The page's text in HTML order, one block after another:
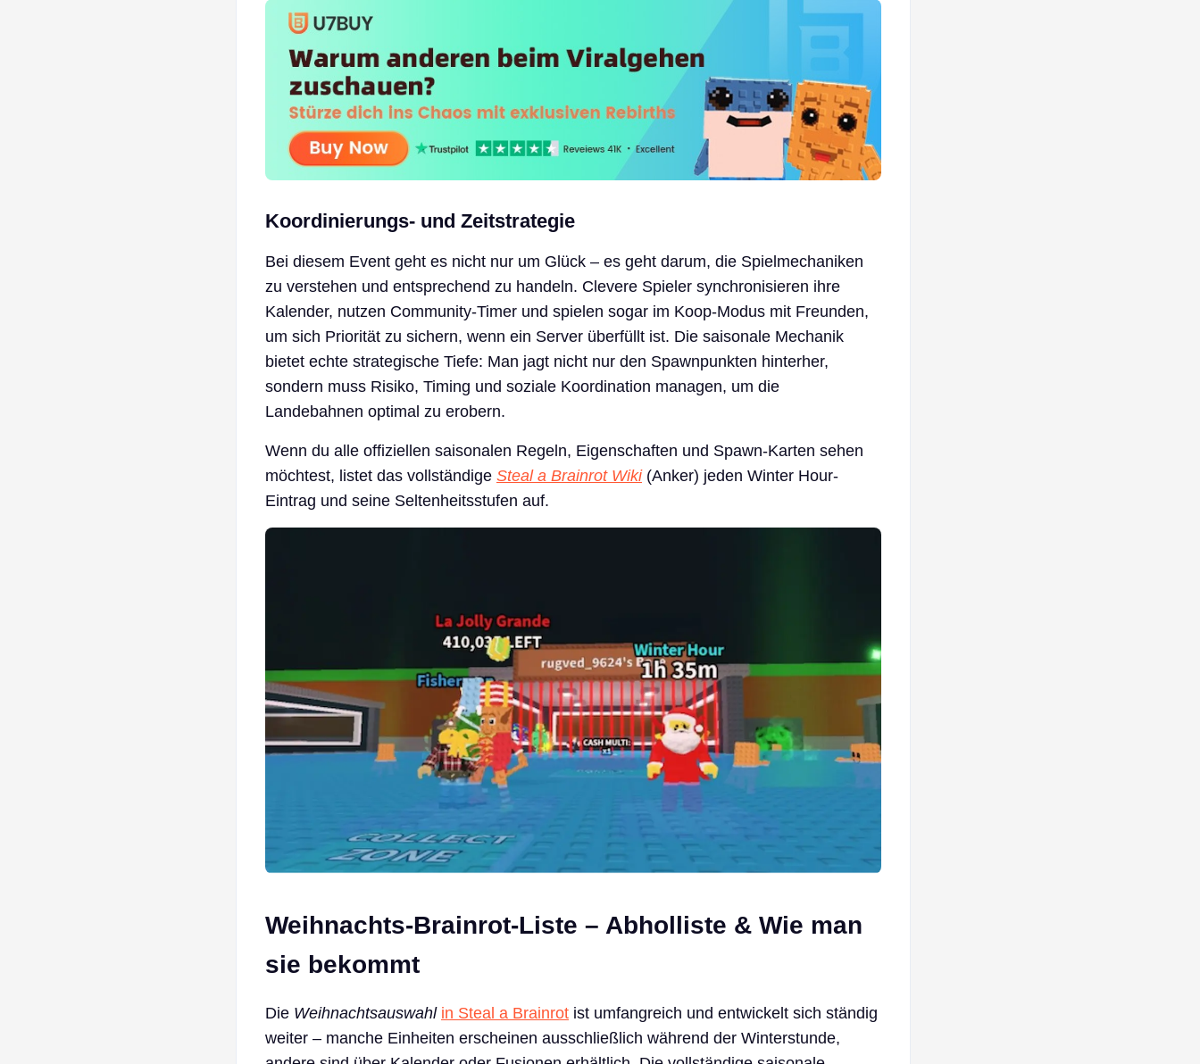
Koordinierungs- und Zeitstrategie
Bei diesem Event geht es nicht nur um Glück – es geht darum, die Spielmechaniken
zu verstehen und entsprechend zu handeln. Clevere Spieler synchronisieren ihre
Kalender, nutzen Community-Timer und spielen sogar im Koop-Modus mit Freunden,
um sich Priorität zu sichern, wenn ein Server überfüllt ist. Die saisonale Mechanik
bietet echte strategische Tiefe: Man jagt nicht nur den Spawnpunkten hinterher,
sondern muss Risiko, Timing und soziale Koordination managen, um die
Landebahnen optimal zu erobern.
Wenn du alle offiziellen saisonalen Regeln, Eigenschaften und Spawn-Karten sehen
möchtest, listet das vollständige Steal a Brainrot Wiki(Anker) jeden Winter Hour-
Eintrag und seine Seltenheitsstufen auf.
Weihnachts-Brainrot-Liste – Abholliste & Wie man
sie bekommt
Die Weihnachtsauswahl in Steal a Brainrot ist umfangreich und entwickelt sich ständig
weiter – manche Einheiten erscheinen ausschließlich während der Winterstunde,